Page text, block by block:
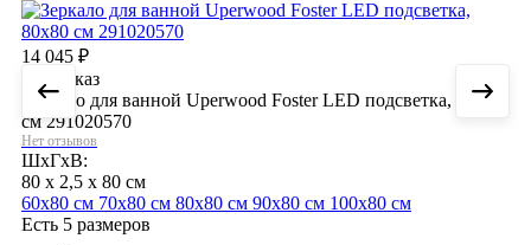
14 045 ₽
Под заказ
Зеркало для ванной Uperwood Foster LED подсветка, 80х80
см 291020570
Нет отзывов
ШхГхВ:
80 x 2,5 x 80 см
60х80 см 70х80 см 80х80 см 90х80 см 100х80 см
Есть 5 размеров